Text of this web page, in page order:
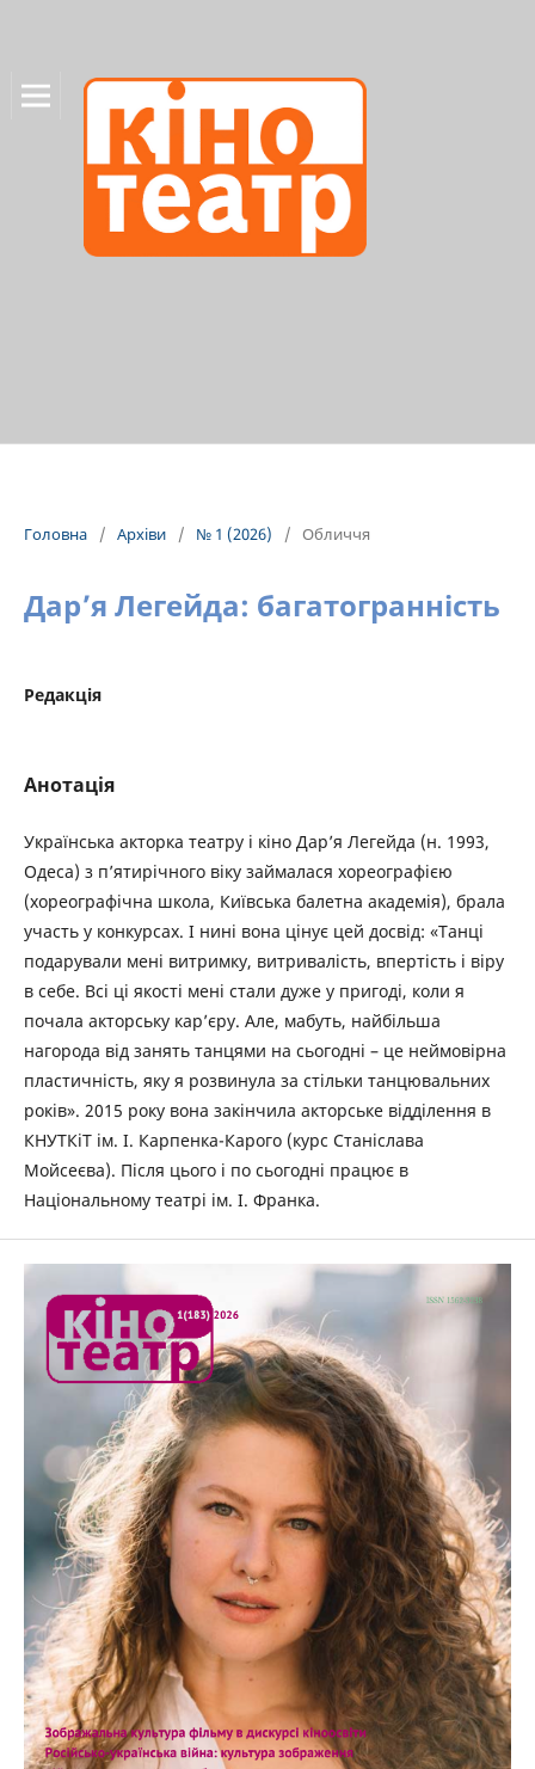
Головна / Архіви / № 1 (2026) / Обличчя
Дар’я Легейда: багатогранність
Редакція
Анотація
Українська акторка театру і кіно Дар’я Легейда (н. 1993,
Одеса) з п’ятирічного віку займалася хореографією
(хореографічна школа, Київська балетна академія), брала
участь у конкурсах. І нині вона цінує цей досвід: «Танці
подарували мені витримку, витривалість, впертість і віру
в себе. Всі ці якості мені стали дуже у пригоді, коли я
почала акторську кар’єру. Але, мабуть, найбільша
нагорода від занять танцями на сьогодні – це неймовірна
пластичність, яку я розвинула за стільки танцювальних
років». 2015 року вона закінчила акторське відділення в
КНУТКіТ ім. І. Карпенка-Карого (курс Станіслава
Мойсеєва). Після цього і по сьогодні працює в
Національному театрі ім. І. Франка.